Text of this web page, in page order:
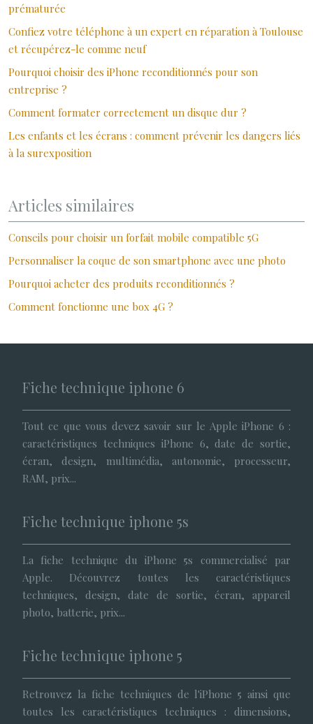
prématurée
Confiez votre téléphone à un expert en réparation à Toulouse
et récupérez-le comme neuf
Pourquoi choisir des iPhone reconditionnés pour son
entreprise ?
Comment formater correctement un disque dur ?
Les enfants et les écrans : comment prévenir les dangers liés
à la surexposition
Articles similaires
Conseils pour choisir un forfait mobile compatible 5G
Personnaliser la coque de son smartphone avec une photo
Pourquoi acheter des produits reconditionnés ?
Comment fonctionne une box 4G ?
Fiche technique iphone 6
Tout ce que vous devez savoir sur le Apple iPhone 6 :
caractéristiques techniques iPhone 6, date de sortie,
écran, design, multimédia, autonomie, processeur,
RAM, prix...
Fiche technique iphone 5s
La fiche technique du iPhone 5s commercialisé par
Apple. Découvrez toutes les caractéristiques
techniques, design, date de sortie, écran, appareil
photo, batterie, prix...
Fiche technique iphone 5
Retrouvez la fiche techniques de l'iPhone 5 ainsi que
toutes les caractéristiques techniques : dimensions,